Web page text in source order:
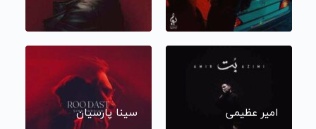
امیر عظیمی سینا پارسیان